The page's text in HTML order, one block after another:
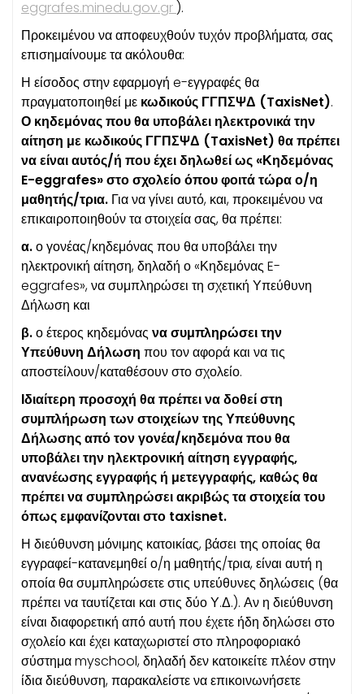
eggrafes.minedu.gov.gr ).
Προκειμένου να αποφευχθούν τυχόν προβλήματα, σας
επισημαίνουμε τα ακόλουθα:
Η είσοδος στην εφαρμογή e-εγγραφές θα
πραγματοποιηθεί με κωδικούς ΓΓΠΣΨΔ (TaxisNet).
Ο κηδεμόνας που θα υποβάλει ηλεκτρονικά την
αίτηση με κωδικούς ΓΓΠΣΨΔ (TaxisNet) θα πρέπει
να είναι αυτός/ή που έχει δηλωθεί ως «Κηδεμόνας
E-eggrafes» στο σχολείο όπου φοιτά τώρα ο/η
μαθητής/τρια. Για να γίνει αυτό, και, προκειμένου να
επικαιροποιηθούν τα στοιχεία σας, θα πρέπει:
α.ο γονέας/κηδεμόνας που θα υποβάλει την
ηλεκτρονική αίτηση, δηλαδή ο «Κηδεμόνας E-
eggrafes», να συμπληρώσει τη σχετική Υπεύθυνη
Δήλωση και
β.ο έτερος κηδεμόνας να συμπληρώσει την
Υπεύθυνη Δήλωση που τον αφορά και να τις
αποστείλουν/καταθέσουν στο σχολείο.
Ιδιαίτερη προσοχή θα πρέπει να δοθεί στη
συμπλήρωση των στοιχείων της Υπεύθυνης
Δήλωσης από τον γονέα/κηδεμόνα που θα
υποβάλει την ηλεκτρονική αίτηση εγγραφής,
ανανέωσης εγγραφής ή μετεγγραφής, καθώς θα
πρέπει να συμπληρώσει ακριβώς τα στοιχεία του
όπως εμφανίζονται στο taxisnet.
Η διεύθυνση μόνιμης κατοικίας, βάσει της οποίας θα
εγγραφεί-κατανεμηθεί ο/η μαθητής/τρια, είναι αυτή η
οποία θα συμπληρώσετε στις υπεύθυνες δηλώσεις (θα
πρέπει να ταυτίζεται και στις δύο Υ.Δ.). Αν η διεύθυνση
είναι διαφορετική από αυτή που έχετε ήδη δηλώσει στο
σχολείο και έχει καταχωριστεί στο πληροφοριακό
σύστημα myschool, δηλαδή δεν κατοικείτε πλέον στην
ίδια διεύθυνση, παρακαλείστε να επικοινωνήσετε